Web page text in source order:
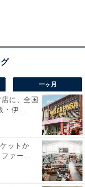
一ヶ月
に、全国
・伊...
ットか
ファー...